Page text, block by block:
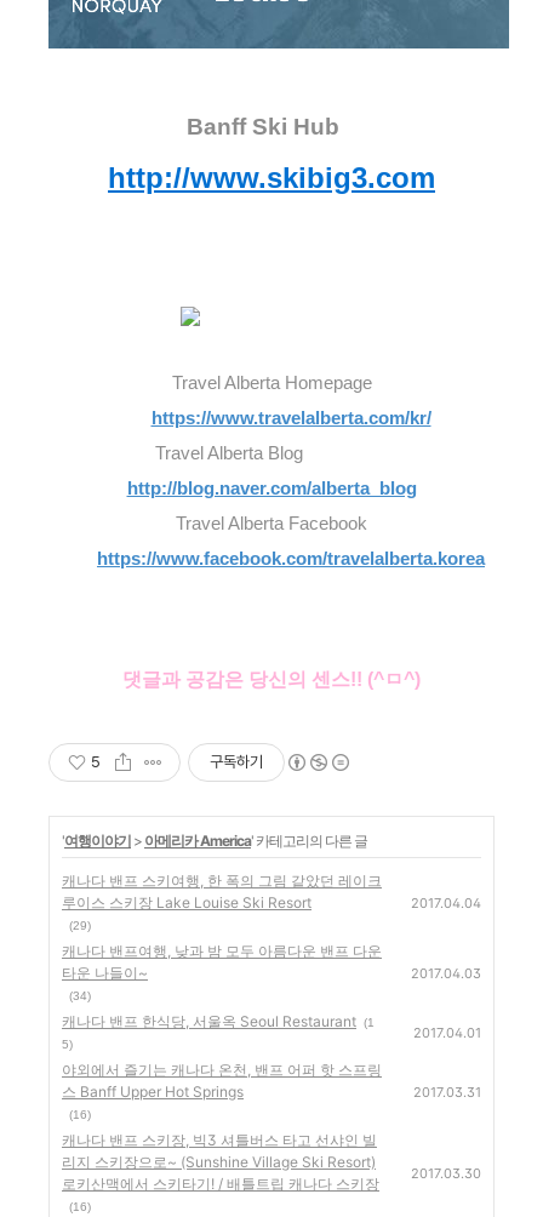
Banff Ski Hub
http://www.skibig3.com
Travel Alberta Homepage
https://www.travelalberta.com/kr/
Travel Alberta Blog
http://blog.naver.com/alberta_blog
Travel Alberta Facebook
https://www.facebook.com/travelalberta.korea
댓글과 공감은 당신의 센스!! (^ㅁ^)
5 구독하기
'여행이야기 > 아메리카 America' 카테고리의 다른 글
캐나다 밴프 스키여행, 한 폭의 그림 같았던 레이크
루이스 스키장 Lake Louise Ski Resort
(29)
2017.04.04
캐나다 밴프여행, 낮과 밤 모두 아름다운 밴프 다운
타운 나들이~
(34)
2017.04.03
캐나다 밴프 한식당, 서울옥 Seoul Restaurant (1
5)
2017.04.01
야외에서 즐기는 캐나다 온천, 밴프 어퍼 핫 스프링
스 Banff Upper Hot Springs
(16)
2017.03.31
캐나다 밴프 스키장, 빅3 셔틀버스 타고 선샤인 빌
리지 스키장으로~ (Sunshine Village Ski Resort)
로키산맥에서 스키타기! / 배틀트립 캐나다 스키장
(16)
2017.03.30